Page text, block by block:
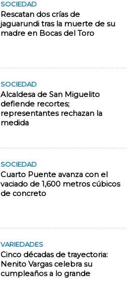
SOCIEDAD
Rescatan dos crías de
jaguarundi tras la muerte de su
madre en Bocas del Toro
SOCIEDAD
Alcaldesa de San Miguelito
defiende recortes;
representantes rechazan la
medida
SOCIEDAD
Cuarto Puente avanza con el
vaciado de 1,600 metros cúbicos
de concreto
VARIEDADES
Cinco décadas de trayectoria:
Nenito Vargas celebra su
cumpleaños a lo grande